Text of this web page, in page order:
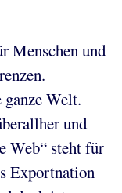
Menschen und
Welt.
und
Web“ steht für
Exportnation